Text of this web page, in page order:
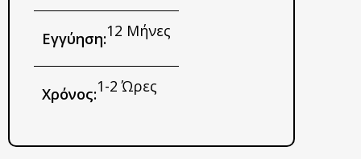
Εγγύηση:12 Μήνες
Χρόνος:1-2 Ώρες